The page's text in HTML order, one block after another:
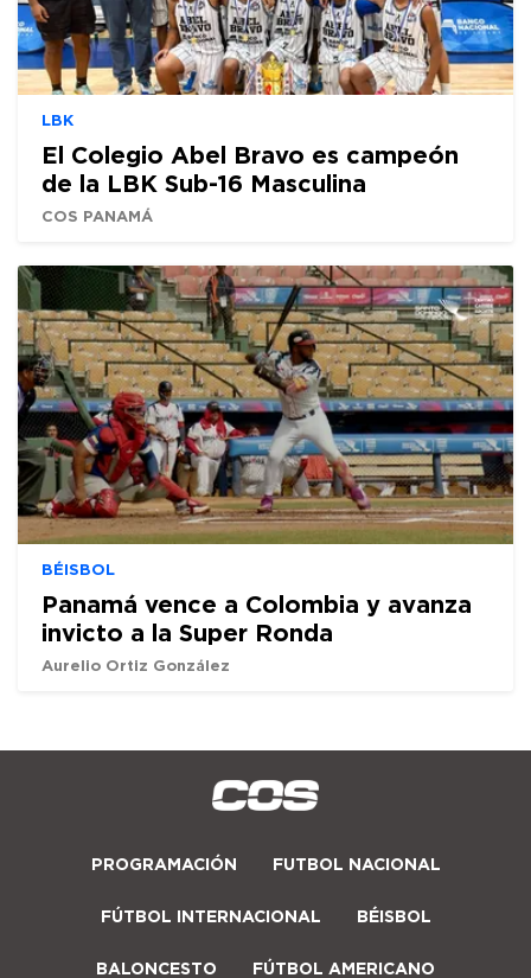
LBK
El Colegio Abel Bravo es campeón
de la LBK Sub-16 Masculina
COS PANAMÁ
BÉISBOL
Panamá vence a Colombia y avanza
invicto a la Super Ronda
Aurelio Ortiz González
PROGRAMACIÓN FUTBOL NACIONAL
FÚTBOL INTERNACIONAL BÉISBOL
BALONCESTO FÚTBOL AMERICANO